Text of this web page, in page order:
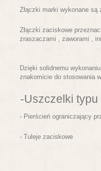
Złączki marki wykonane są
Złączki zaciskowe
zraszaczami , zaworami ,
Dzięki solidnemu
znakomicie do stosowania
-Uszczelki typu
- Pierścień ograniczający
- Tuleje zaciskowe